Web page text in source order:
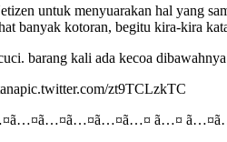
untuk menyuarakan hal yang
banyak kotoran, begitu kira-kira
barang kali ada kecoa dibawahnya
zt9TCLzkTC
ã…¤